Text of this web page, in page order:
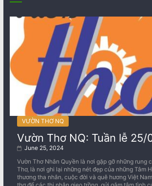
VƯỜN THƠ NQ
Vườn Thơ NQ: Tuần lễ
June 25, 2024
Vườn Thơ Nhân Quyền là nơi gặp gỡ những rung
Thơ, là nơi ghi lại những nét đẹp của những Tâm
thương tha nhân, cuộc đời và quê hương Việt